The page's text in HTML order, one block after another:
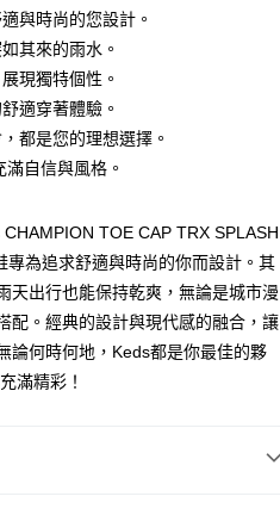
第一商業銀行
彰化商業銀行
兆豐國際商業銀行
台中商業銀行
華泰商業銀行
遠東國際商業銀行
中國信託商業銀行
第一商業銀行
彰化商業銀行
台北富邦商業銀行
台中商業銀行
華泰商業銀行
永豐商業銀行
中國信託商業銀行
以上)免運費
與時尚的您設計。
其來的雨水。
現獨特個性。
適穿著體驗。
都是您的理想選擇。
自信與風格。
TOE CAP TRX SPLASH
專為追求舒適與時尚的你而設計。其
天出行也能保持乾爽，無論是城市漫
配。經典的設計與現代感的融合，讓
論何時何地，Keds都是你最佳的夥
滿精彩！